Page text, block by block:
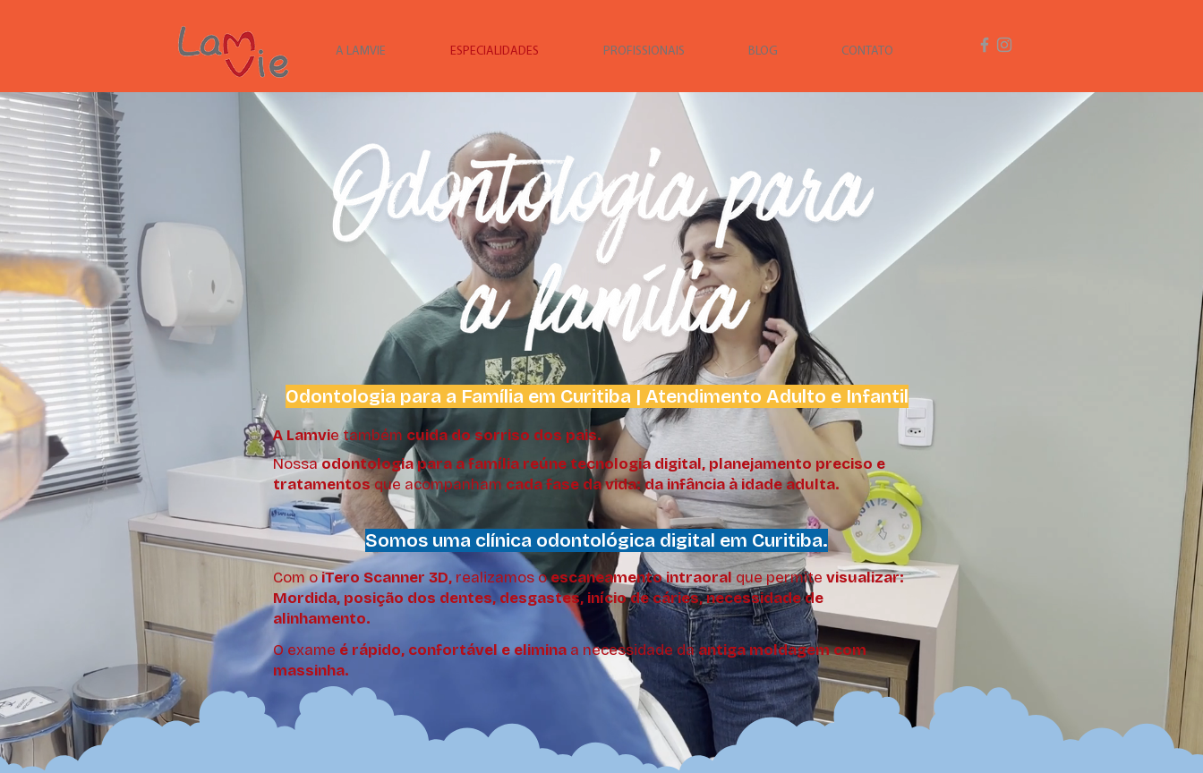
A LAMVIE ESPECIALIDADES PROFISSIONAIS BLOG CONTATO
Odontologia para a Família em Curitiba | Atendimento Adulto e Infantil
A Lamvie também cuida do sorriso dos pais.
Nossaodontologia para a família reúne tecnologia digital, planejamento preciso e
tratamentos que acompanham cada fase da vida: da infância à idade adulta.
Somos uma clínica odontológica digital em Curitiba.
Com oiTero Scanner 3D, realizamos oescaneamento intraoral que permite visualizar:
Mordida, posição dos dentes, desgastes, início de cáries, necessidade de
alinhamento.
O exame é rápido, confortável e elimina a necessidade daantiga moldagem com
massinha.